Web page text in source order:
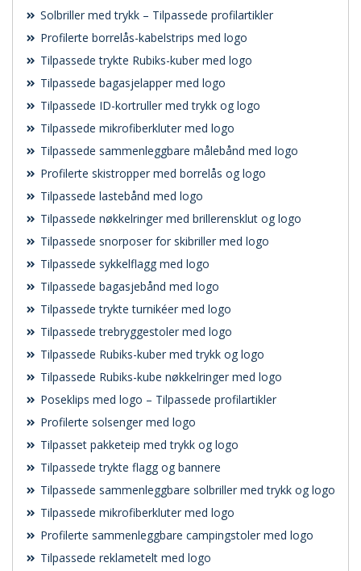
Solbriller med trykk – Tilpassede profilartikler
Profilerte borrelås-kabelstrips med logo
Tilpassede trykte Rubiks-kuber med logo
Tilpassede bagasjelapper med logo
Tilpassede ID-kortruller med trykk og logo
Tilpassede mikrofiberkluter med logo
Tilpassede sammenleggbare målebånd med logo
Profilerte skistropper med borrelås og logo
Tilpassede lastebånd med logo
Tilpassede nøkkelringer med brillerensklut og logo
Tilpassede snorposer for skibriller med logo
Tilpassede sykkelflagg med logo
Tilpassede bagasjebånd med logo
Tilpassede trykte turnikéer med logo
Tilpassede trebryggestoler med logo
Tilpassede Rubiks-kuber med trykk og logo
Tilpassede Rubiks-kube nøkkelringer med logo
Poseklips med logo – Tilpassede profilartikler
Profilerte solsenger med logo
Tilpasset pakketeip med trykk og logo
Tilpassede trykte flagg og bannere
Tilpassede sammenleggbare solbriller med trykk og logo
Tilpassede mikrofiberkluter med logo
Profilerte sammenleggbare campingstoler med logo
Tilpassede reklametelt med logo